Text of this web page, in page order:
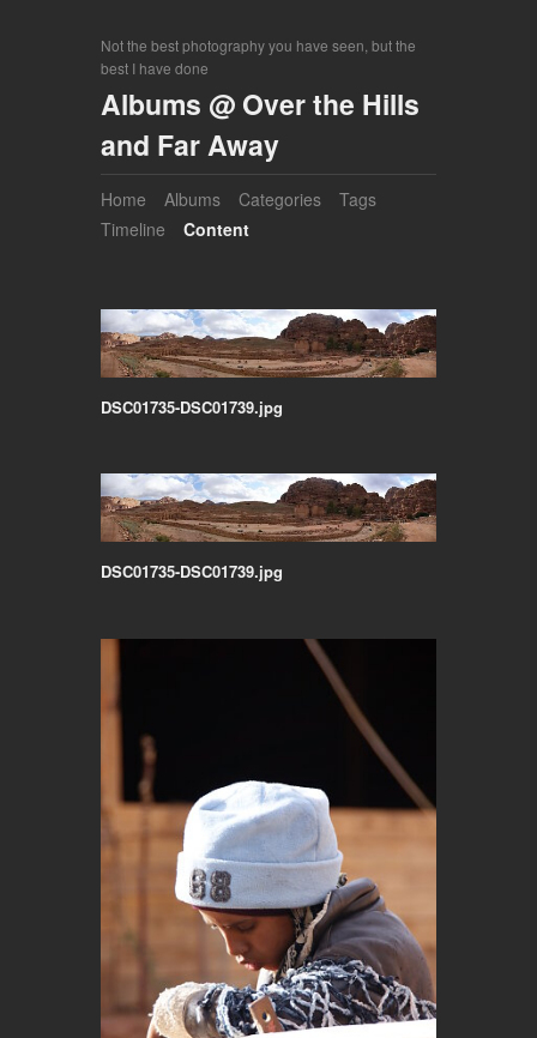
Not the best photography you have seen, but the
best I have done
Albums @ Over the Hills
and Far Away
Home Albums Categories
Tags
Timeline
Content
DSC01735-DSC01739.jpg
DSC01735-DSC01739.jpg